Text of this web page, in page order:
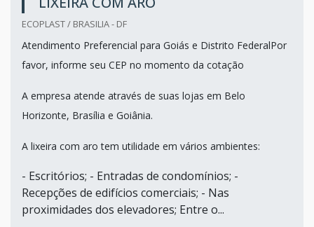
ECOPLAST / BRASILIA - DF
Atendimento Preferencial para Goiás e Distrito FederalPor
favor, informe seu CEP no momento da cotação
A empresa atende através de suas lojas em Belo
Horizonte, Brasília e Goiânia.
A lixeira com aro tem utilidade em vários ambientes:
- Escritórios; - Entradas de condomínios; -
Recepções de edifícios comerciais; - Nas
proximidades dos elevadores; Entre o...